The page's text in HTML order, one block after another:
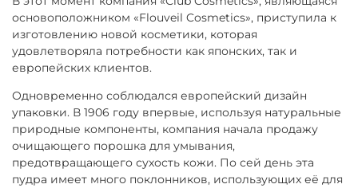
основоположником «Flouveil Cosmetics», приступила к
изготовлению новой косметики, которая
удовлетворяла потребности как японских, так и
европейских клиентов.
Одновременно соблюдался европейский дизайн
упаковки. В 1906 году впервые, используя натуральные
природные компоненты, компания начала продажу
очищающего порошка для умывания,
предотвращающего сухость кожи. По сей день эта
пудра имеет много поклонников, использующих её для